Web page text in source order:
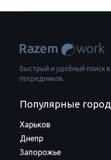
Быстрый и удобный поиск
посредников.
Популярные
Харьков
Днепр
Запорожье